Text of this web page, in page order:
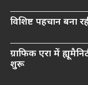
विशिष्ट पहचान बना
ग्राफिक एरा में
शुरू